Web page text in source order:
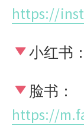
https://
小红书：
脸书：
https://